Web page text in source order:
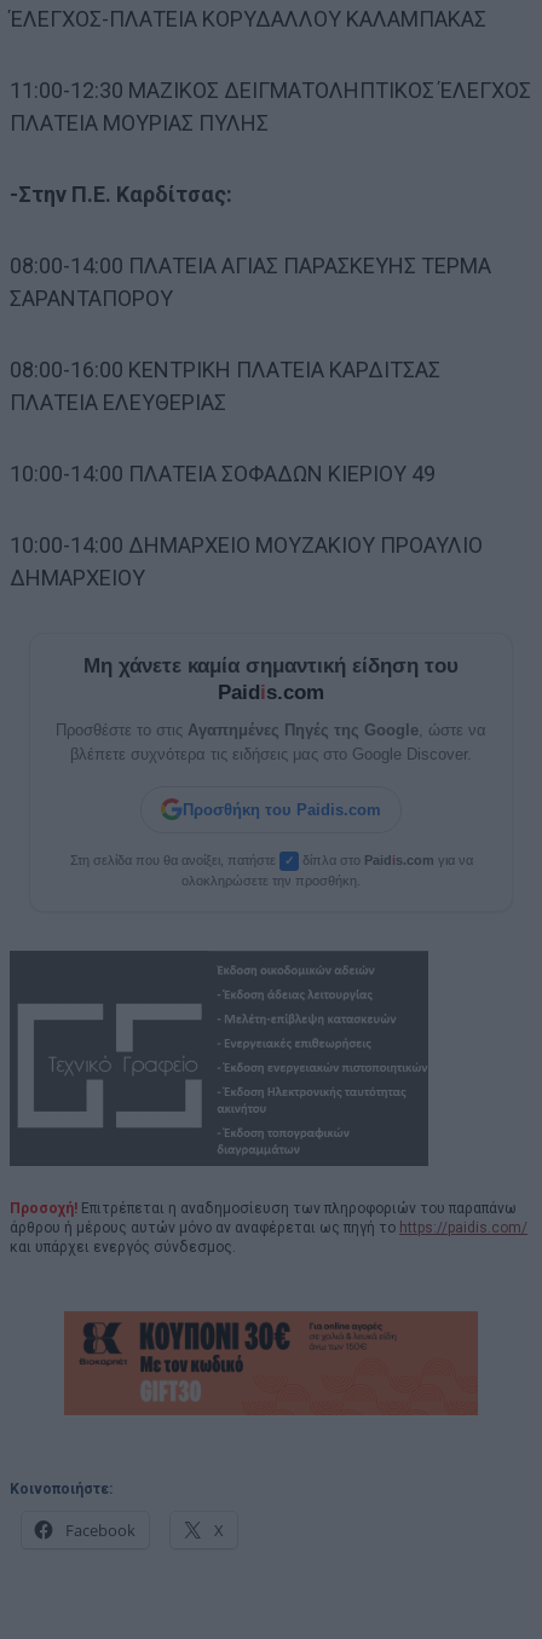
ΈΛΕΓΧΟΣ-ΠΛΑΤΕΙΑ ΚΟΡΥΔΑΛΛΟΥ ΚΑΛΑΜΠΑΚΑΣ
11:00-12:30 ΜΑΖΙΚΟΣ ΔΕΙΓΜΑΤΟΛΗΠΤΙΚΟΣ ΈΛΕΓΧΟΣ
ΠΛΑΤΕΙΑ ΜΟΥΡΙΑΣ ΠΥΛΗΣ
-Στην Π.Ε. Καρδίτσας:
08:00-14:00 ΠΛΑΤΕΙΑ ΑΓΙΑΣ ΠΑΡΑΣΚΕΥΗΣ ΤΕΡΜΑ
ΣΑΡΑΝΤΑΠΟΡΟΥ
08:00-16:00 ΚΕΝΤΡΙΚΗ ΠΛΑΤΕΙΑ ΚΑΡΔΙΤΣΑΣ
ΠΛΑΤΕΙΑ ΕΛΕΥΘΕΡΙΑΣ
10:00-14:00 ΠΛΑΤΕΙΑ ΣΟΦΑΔΩΝ ΚΙΕΡΙΟΥ 49
10:00-14:00 ΔΗΜΑΡΧΕΙΟ ΜΟΥΖΑΚΙΟΥ ΠΡΟΑΥΛΙΟ
ΔΗΜΑΡΧΕΙΟΥ
Μη χάνετε καμία σημαντική είδηση του
Paidis.com
Προσθέστε το στις Αγαπημένες Πηγές της Google , ώστε να
βλέπετε συχνότερα τις ειδήσεις μας στο Google Discover.
Προσθήκη του Paidis.com
Στη σελίδα που θα ανοίξει, πατήστε ✓ δίπλα στο Paidis.com για να
ολοκληρώσετε την προσθήκη.
Προσοχή! Επιτρέπεται η αναδημοσίευση των πληροφοριών του παραπάνω
άρθρου ή μέρους αυτών μόνο αν αναφέρεται ως πηγή το https://paidis.com/
και υπάρχει ενεργός σύνδεσμος.
Κοινοποιήστε:
Facebook X